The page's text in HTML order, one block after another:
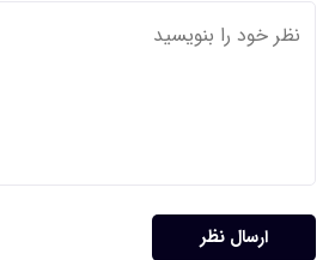
ارسال نظر